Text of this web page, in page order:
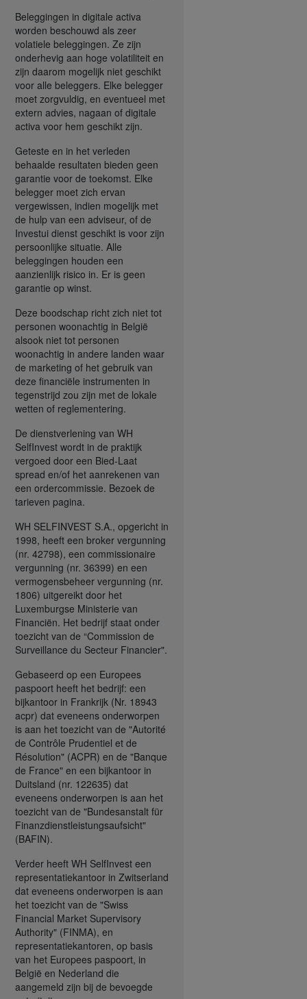
Beleggingen in digitale activa
worden beschouwd als zeer
volatiele beleggingen. Ze zijn
onderhevig aan hoge volatiliteit en
zijn daarom mogelijk niet geschikt
voor alle beleggers. Elke belegger
moet zorgvuldig, en eventueel met
extern advies, nagaan of digitale
activa voor hem geschikt zijn.
Geteste en in het verleden
behaalde resultaten bieden geen
garantie voor de toekomst. Elke
belegger moet zich ervan
vergewissen, indien mogelijk met
de hulp van een adviseur, of de
Investui dienst geschikt is voor zijn
persoonlijke situatie. Alle
beleggingen houden een
aanzienlijk risico in. Er is geen
garantie op winst.
Deze boodschap richt zich niet tot
personen woonachtig in België
alsook niet tot personen
woonachtig in andere landen waar
de marketing of het gebruik van
deze financiële instrumenten in
tegenstrijd zou zijn met de lokale
wetten of reglementering.
De dienstverlening van WH
SelfInvest wordt in de praktijk
vergoed door een Bied-Laat
spread en/of het aanrekenen van
een ordercommissie. Bezoek de
tarieven pagina.
WH SELFINVEST S.A., opgericht in
1998, heeft een broker vergunning
(nr. 42798), een commissionaire
vergunning (nr. 36399) en een
vermogensbeheer vergunning (nr.
1806) uitgereikt door het
Luxemburgse Ministerie van
Financiën. Het bedrijf staat onder
toezicht van de “Commission de
Surveillance du Secteur Financier".
Gebaseerd op een Europees
paspoort heeft het bedrijf: een
bijkantoor in Frankrijk (Nr. 18943
acpr) dat eveneens onderworpen
is aan het toezicht van de "Autorité
de Contrôle Prudentiel et de
Résolution" (ACPR) en de "Banque
de France" en een bijkantoor in
Duitsland (nr. 122635) dat
eveneens onderworpen is aan het
toezicht van de "Bundesanstalt für
Finanzdienstleistungsaufsicht"
(BAFIN).
Verder heeft WH SelfInvest een
representatiekantoor in Zwitserland
dat eveneens onderworpen is aan
het toezicht van de "Swiss
Financial Market Supervisory
Authority" (FINMA), en
representatiekantoren, op basis
van het Europees paspoort, in
België en Nederland die
aangemeld zijn bij de bevoegde